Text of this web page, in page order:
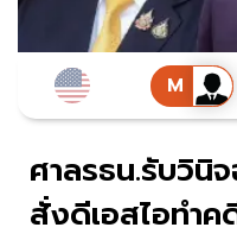
ศาลรธน.รับวินิ
สั่งดีเอสไอทำค